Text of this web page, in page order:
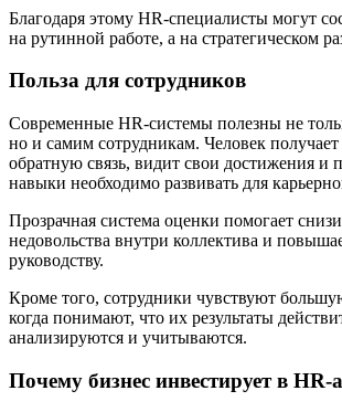
Благодаря этому HR-специалисты могут
на рутинной работе, а на стратегическом
Польза для сотрудников
Современные HR-системы полезны не
но и самим сотрудникам. Человек
обратную связь, видит свои достижения и
навыки необходимо развивать для
Прозрачная система оценки помогает
недовольства внутри коллектива и
руководству.
Кроме того, сотрудники чувствуют
когда понимают, что их результаты
анализируются и учитываются.
Почему бизнес инвестирует в HR-